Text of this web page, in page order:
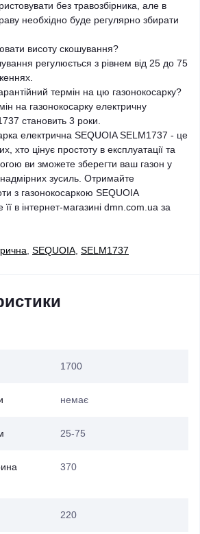
без травозбірника, але в
необхідно буде регулярно збирати
висоту скошування?
регулюється з рівнем від 25 до 75
термін на цю газонокосарку?
на газонокосарку електричну
становить 3 роки.
електрична SEQUOIA SELM1737 - це
хто цінує простоту в експлуатації та
ви зможете зберегти ваш газон у
зусиль. Отримайте
з газонокосаркою SEQUOIA
в інтернет-магазині dmn.com.ua за
SEQUOIA SELM1737
1700
немає
25-75
370
220